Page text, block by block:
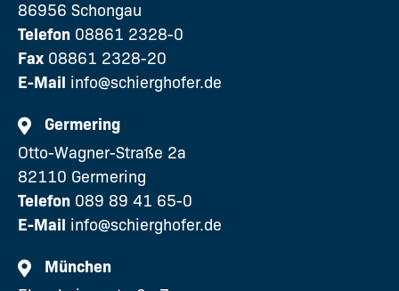
86956 Schongau
Telefon 08861 2328-0
Fax 08861 2328-20
E-Mail info@schierghofer.de
Germering
Otto-Wagner-Straße 2a
82110 Germering
Telefon 089 89 41 65-0
E-Mail info@schierghofer.de
München